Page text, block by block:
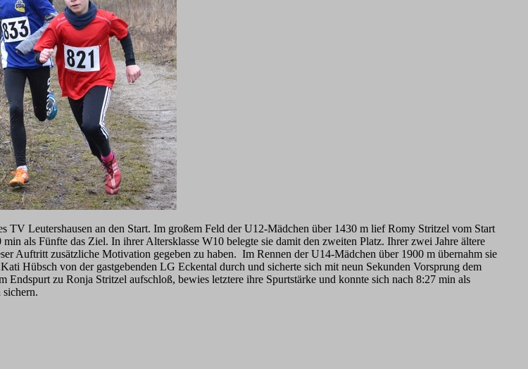
TV Leutershausen an den Start. Im großem Feld der U12-Mädchen über 1430 m lief Romy Stritzel vom Start
als Fünfte das Ziel. In ihrer Altersklasse W10 belegte sie damit den zweiten Platz. Ihrer zwei Jahre ältere
Auftritt zusätzliche Motivation gegeben zu haben. Im Rennen der U14-Mädchen über 1900 m übernahm sie
Hübsch von der gastgebenden LG Eckental durch und sicherte sich mit neun Sekunden Vorsprung dem
zu Ronja Stritzel aufschloß, bewies letztere ihre Spurtstärke und konnte sich nach 8:27 min als